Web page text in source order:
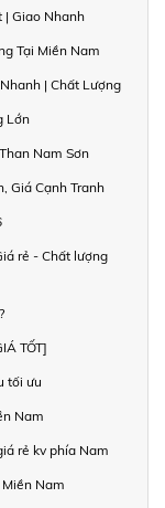
| Giao Nhanh
Tại Miền Nam
| Chất Lượng
Lớn
Nam Sơn
Giá Cạnh Tranh
rẻ - Chất lượng
TỐT]
tối ưu
Nam
rẻ kv phía Nam
Nam